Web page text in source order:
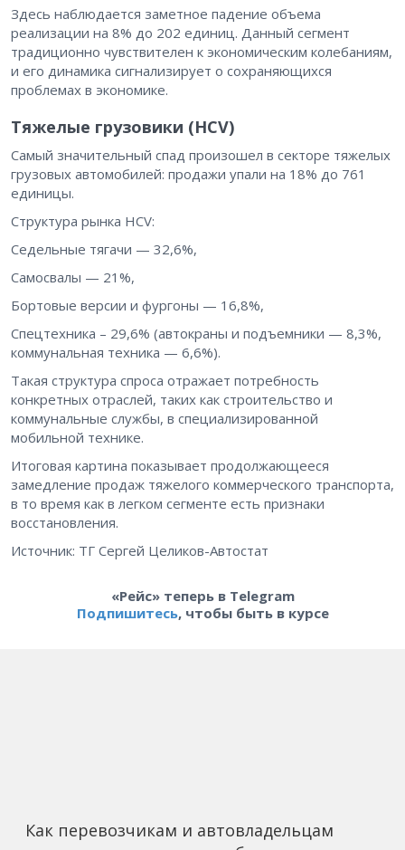
Здесь наблюдается заметное падение объема
реализации на 8% до 202 единиц. Данный сегмент
традиционно чувствителен к экономическим колебаниям,
и его динамика сигнализирует о сохраняющихся
проблемах в экономике.
Тяжелые грузовики (HCV)
Самый значительный спад произошел в секторе тяжелых
грузовых автомобилей: продажи упали на 18% до 761
единицы.
Структура рынка HCV:
Седельные тягачи — 32,6%,
Самосвалы — 21%,
Бортовые версии и фургоны — 16,8%,
Спецтехника – 29,6% (автокраны и подъемники — 8,3%,
коммунальная техника — 6,6%).
Такая структура спроса отражает потребность
конкретных отраслей, таких как строительство и
коммунальные службы, в специализированной
мобильной технике.
Итоговая картина показывает продолжающееся
замедление продаж тяжелого коммерческого транспорта,
в то время как в легком сегменте есть признаки
восстановления.
Источник: ТГ Сергей Целиков-Автостат
«Рейс» теперь в Telegram
Подпишитесь, чтобы быть в курсе
Как перевозчикам и автовладельцам